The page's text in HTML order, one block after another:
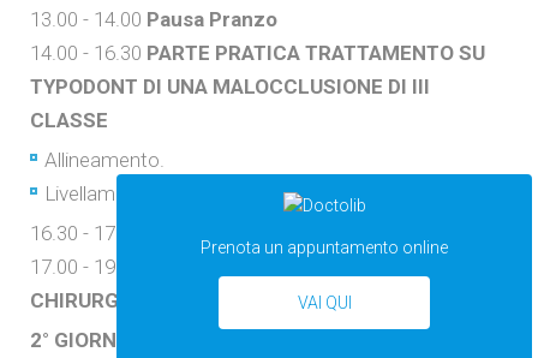
Prenota un appuntamento online
VAI QUI
13.00 - 14.00 Pausa Pranzo
14.00 - 16.30 PARTE PRATICA TRATTAMENTO SU
TYPODONT DI UNA MALOCCLUSIONE DI III
CLASSE
Allineamento.
Livellamento.
16.30 - 17.00
17.00 - 19.00
CHIRURGICHE
2° GIORNO